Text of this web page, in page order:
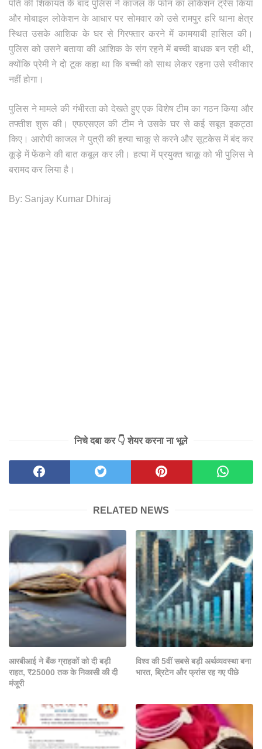
पति की शिकायत के बाद पुलिस ने काजल के फोन का लोकेशन ट्रेस किया
और मोबाइल लोकेशन के आधार पर सोमवार को उसे रामपुर हरि थाना क्षेत्र
स्थित उसके आशिक के घर से गिरफ्तार करने में कामयाबी हासिल की।
पुलिस को उसने बताया की आशिक के संग रहने में बच्ची बाधक बन रही थी,
क्योंकि प्रेमी ने दो टूक कहा था कि बच्ची को साथ लेकर रहना उसे स्वीकार
नहीं होगा।
पुलिस ने मामले की गंभीरता को देखते हुए एक विशेष टीम का गठन किया और
तफ्तीश शुरू की। एफएसएल की टीम ने उसके घर से कई सबूत इकट्ठा
किए। आरोपी काजल ने पुत्री की हत्या चाकू से करने और सूटकेस में बंद कर
कूड़े में फेंकने की बात कबूल कर ली। हत्या में प्रयुक्त चाकू को भी पुलिस ने
बरामद कर लिया है।
By: Sanjay Kumar Dhiraj
निचे दबा कर 👇 शेयर करना ना भूले
RELATED NEWS
आरबीआई ने बैंक ग्राहकों को दी बड़ी
राहत, ₹25000 तक के निकासी की दी
मंजूरी
विश्व की 5वीं सबसे बड़ी अर्थव्यवस्था बना
भारत, ब्रिटेन और फ्रांस रह गए पीछे